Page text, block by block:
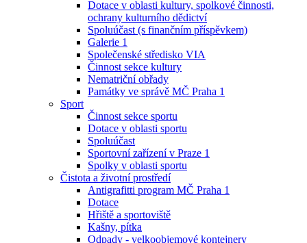
Dotace v oblasti kultury, spolkové činnosti,
ochrany kulturního dědictví
Spoluúčast (s finančním příspěvkem)
Galerie 1
Společenské středisko VIA
Činnost sekce kultury
Nematriční obřady
Památky ve správě MČ Praha 1
Sport
Činnost sekce sportu
Dotace v oblasti sportu
Spoluúčast
Sportovní zařízení v Praze 1
Spolky v oblasti sportu
Čistota a životní prostředí
Antigrafitti program MČ Praha 1
Dotace
Hřiště a sportoviště
Kašny, pítka
Odpady - velkoobjemové kontejnery